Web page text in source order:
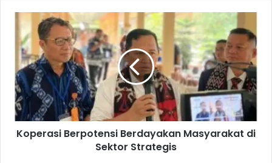
Koperasi Berpotensi Berdayakan Masyarakat di
Sektor Strategis